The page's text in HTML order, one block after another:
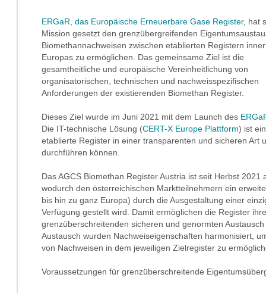
ERGaR, das Europäische Erneuerbare Gase Register, hat
Mission gesetzt den grenzübergreifenden
Biomethannachweisen zwischen etablierten Registern
Europas zu ermöglichen. Das gemeinsame Ziel ist die
gesamtheitliche und europäische Vereinheitlichung von
organisatorischen, technischen und nachweisspezifischen
Anforderungen der existierenden Biomethan Register.
Dieses Ziel wurde im Juni 2021 mit dem Launch des
Die IT-technische Lösung (CERT-X Europe Plattform) ist
etablierte Register in einer transparenten und sicheren Art
durchführen können.
Das AGCS Biomethan Register Austria ist seit Herbst
wodurch den österreichischen Marktteilnehmern ein
bis hin zu ganz Europa) durch die Ausgestaltung einer
Verfügung gestellt wird. Damit ermöglichen die Register
grenzüberschreitenden sicheren und genormten
Austausch wurden Nachweiseigenschaften harmonisiert,
von Nachweisen in dem jeweiligen Zielregister zu
Voraussetzungen für grenzüberschreitende